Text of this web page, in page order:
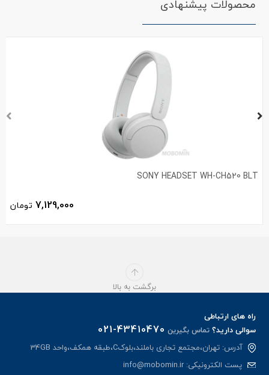
محصولات پیشنهادی
SONY HEADSET WH-CH520 BLT
7,129,000 تومان
برگشت به بالا
راه های ارتباطی
سوالی دارید؟تماس بگیرین 021-43410470
آدرس: تهران،مجتمع تجاری باملند،بلوکC،طبقه همکف،واحد 34GB
پست الکترونیکی:info@mobomin.ir